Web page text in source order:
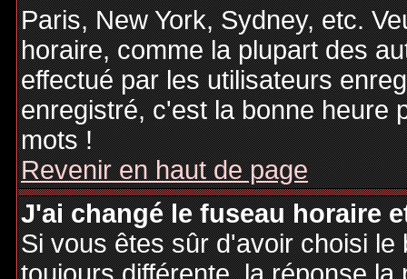
Paris, New York, Sydney, etc.
horaire, comme la plupart des
effectué par les utilisateurs
enregistré, c'est la bonne heure
mots !
Revenir en haut de page
J'ai changé le fuseau horaire
Si vous êtes sûr d'avoir choisi